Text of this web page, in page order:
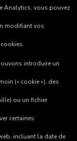
Analytics, vous pouvez
modifiant vos
introduire un
(« cookie »), des
ou un fichier
certaines
incluant la date de